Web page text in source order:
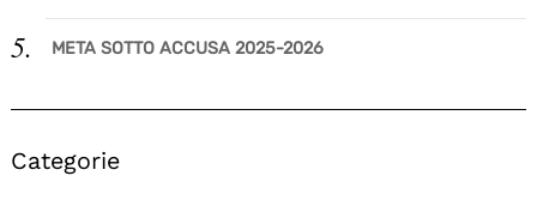
META SOTTO ACCUSA 2025-2026
Categorie